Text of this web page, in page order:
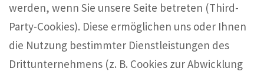
werden, wenn Sie unsere Seite betreten (Third-
Party-Cookies). Diese ermöglichen uns oder Ihnen
die Nutzung bestimmter Dienstleistungen des
Drittunternehmens (z. B. Cookies zur Abwicklung